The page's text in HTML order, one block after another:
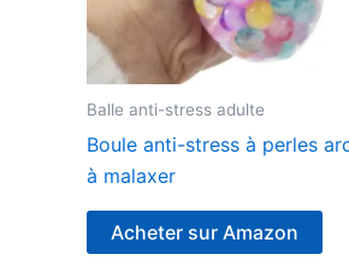
Balle anti-stress adulte
Boule anti-stress à perles
à malaxer
Acheter sur Amazon